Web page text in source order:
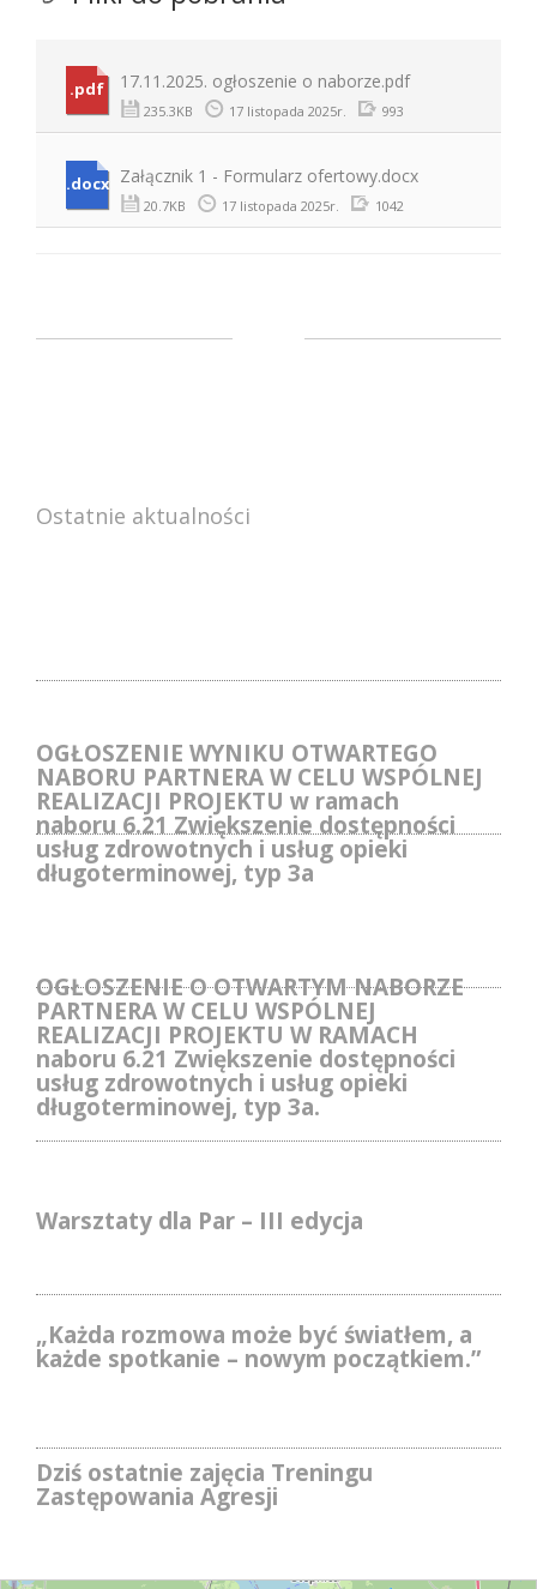
.pdf 17.11.2025. ogłoszenie o naborze.pdf
235.3KB 17 listopada 2025r. 993
.docx Załącznik 1 - Formularz ofertowy.docx
20.7KB 17 listopada 2025r. 1042
Ostatnie aktualności
OGŁOSZENIE WYNIKU OTWARTEGO
NABORU PARTNERA W CELU WSPÓLNEJ
REALIZACJI PROJEKTU w ramach
naboru 6.21 Zwiększenie dostępności
usług zdrowotnych i usług opieki
długoterminowej, typ 3a
OGŁOSZENIE O OTWARTYM NABORZE
PARTNERA W CELU WSPÓLNEJ
REALIZACJI PROJEKTU W RAMACH
naboru 6.21 Zwiększenie dostępności
usług zdrowotnych i usług opieki
długoterminowej, typ 3a.
Warsztaty dla Par – III edycja
„Każda rozmowa może być światłem, a
każde spotkanie – nowym początkiem.”
Dziś ostatnie zajęcia Treningu
Zastępowania Agresji